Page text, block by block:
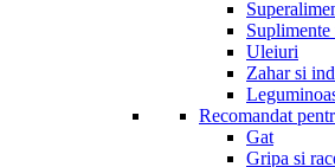
Uleiuri
Zahar si
Recomandat
Gat
Gripa si